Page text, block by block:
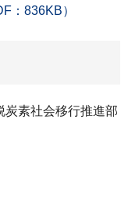
：836KB）
炭素社会移行推進部